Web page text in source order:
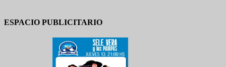
ESPACIO PUBLICITARIO